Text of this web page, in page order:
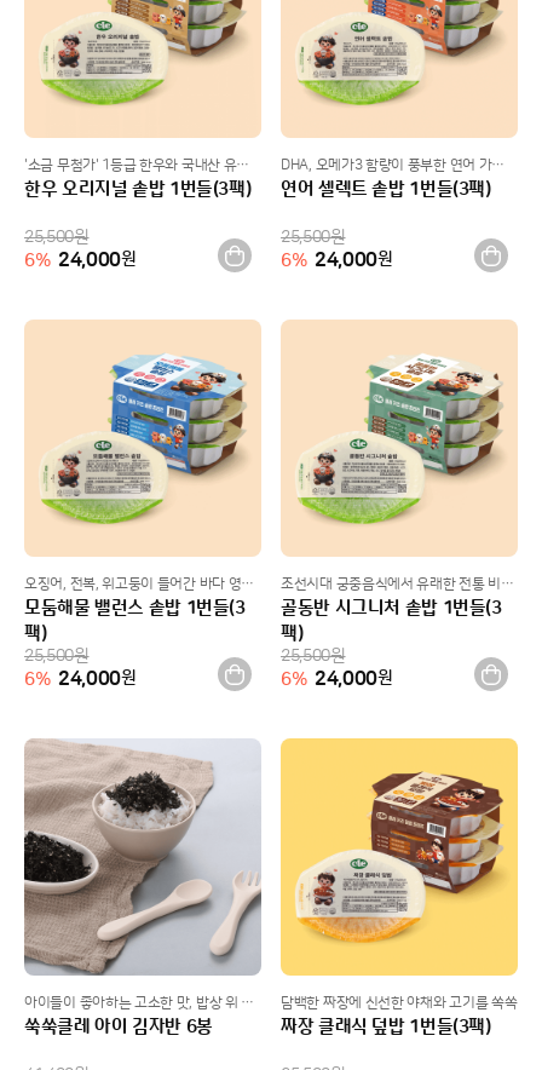
'소금 무첨가' 1등급 한우와 국내산 유기농 쌀로 영양가득
한우 오리지널 솥밥 1번들(3팩)
25,500원
6% 24,000원
DHA, 오메가3 함량이 풍부한 연어 가득 솥밥
연어 셀렉트 솥밥 1번들(3팩)
25,500원
6% 24,000원
오징어, 전복, 위고둥이 들어간 바다 영양 솥밥
모둠해물 밸런스 솥밥 1번들(3
팩)
25,500원
6% 24,000원
조선시대 궁중음식에서 유래한 전통 비빔밥 스타일
골동반 시그니처 솥밥 1번들(3
팩)
25,500원
6% 24,000원
아이들이 좋아하는 고소한 맛, 밥상 위 만능 치트키!
쑥쑥클레 아이 김자반 6봉
담백한 짜장에 신선한 야채와 고기를 쏙쏙
짜장 클래식 덮밥 1번들(3팩)